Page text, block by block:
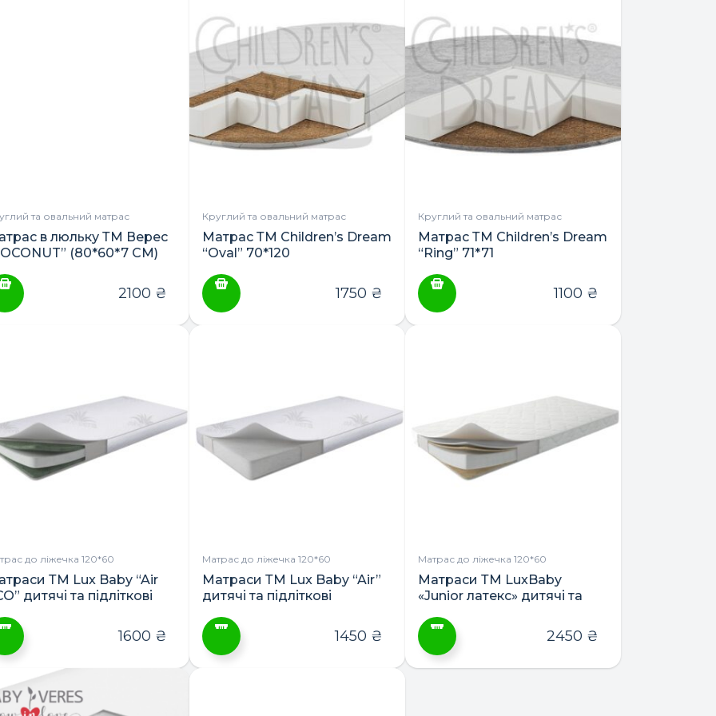
та овальний матрас
в люльку ТМ Верес
(80*60*7 СМ)
2100 ₴
Круглий та овальний матрас
Матрас ТМ Children’s Dream
“Oval” 70*120
1750 ₴
Круглий та овальний матрас
Матрас ТМ Children’s Dream
“Ring” 71*71
1100 ₴
до ліжечка 120*60
ТМ Lux Baby “Air
дитячі та підліткові
1600 ₴
Матрас до ліжечка 120*60
Матраси ТМ Lux Baby “Air”
дитячі та підліткові
1450 ₴
Матрас до ліжечка 120*60
Матраси ТМ LuxBaby
«Junior латекс» дитячі та
2450 ₴